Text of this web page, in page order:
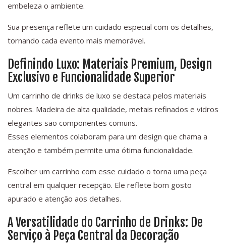
embeleza o ambiente.
Sua presença reflete um cuidado especial com os detalhes,
tornando cada evento mais memorável.
Definindo Luxo: Materiais Premium, Design
Exclusivo e Funcionalidade Superior
Um carrinho de drinks de luxo se destaca pelos materiais
nobres. Madeira de alta qualidade, metais refinados e vidros
elegantes são componentes comuns.
Esses elementos colaboram para um design que chama a
atenção e também permite uma ótima funcionalidade.
Escolher um carrinho com esse cuidado o torna uma peça
central em qualquer recepção. Ele reflete bom gosto
apurado e atenção aos detalhes.
A Versatilidade do Carrinho de Drinks: De
Serviço à Peça Central da Decoração